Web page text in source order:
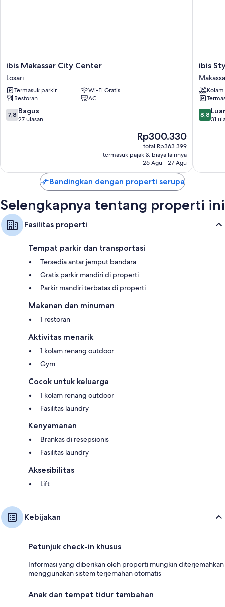
ibis
Makassar
City
Center
Losari
ibis Makassar City Center
Losari
Termasuk parkir
Wi-Fi Gratis
Restoran
AC
7.8
dari
7,8 Bagus
27 ulasan
Harga
sekarang
Rp300.330
Rp300.330
total Rp363.399
termasuk pajak & biaya lainnya
26 Agu - 27 Agu
ibis
Styles
Sam
ibis
8.8
dari
8,8
31
Bandingkan dengan properti serupa
Selengkapnya tentang properti ini
Fasilitas properti
Tempat parkir dan transportasi
Tersedia antar jemput bandara
Gratis parkir mandiri di properti
Parkir mandiri terbatas di properti
Makanan dan minuman
1 restoran
Aktivitas menarik
1 kolam renang outdoor
Gym
Cocok untuk keluarga
1 kolam renang outdoor
Fasilitas laundry
Kenyamanan
Brankas di resepsionis
Fasilitas laundry
Aksesibilitas
Lift
Kebijakan
Petunjuk check-in khusus
Informasi yang diberikan oleh properti mungkin diterjemahkan
menggunakan sistem terjemahan otomatis
Anak dan tempat tidur tambahan